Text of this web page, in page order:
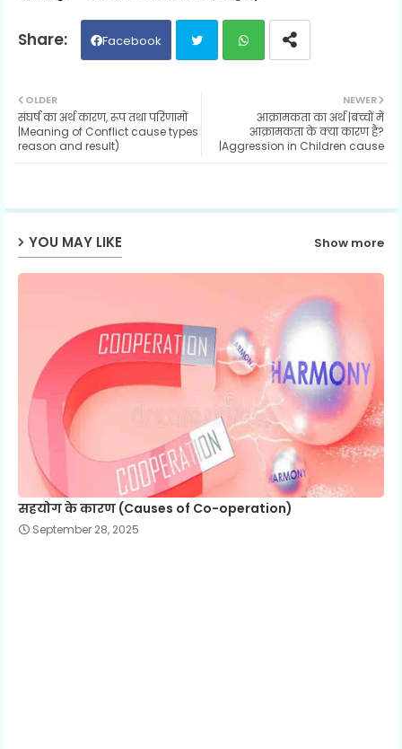
Facebook
NEWER
आक्रामकता का अर्थ |बच्चों में
आक्रामकता के क्या कारण है?
|Aggression in Children cause
OLDER
संघर्ष का अर्थ कारण, रूप तथा परिणामों
|Meaning of Conflict cause types
reason and result)
YOU MAY LIKE Show more
सहयोग के कारण (Causes of Co-operation)
September 28, 2025